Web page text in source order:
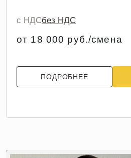
с НДСбез НДС
от 18 000 руб./смена
ПОДРОБНЕЕ